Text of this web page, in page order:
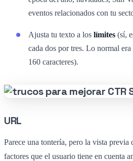
eventos relacionados con tu
Ajusta tu texto a los límites (sí,
cada dos por tres. Lo normal
160 caracteres).
URL
Parece una tontería, pero la vista
factores que el usuario tiene en cuenta